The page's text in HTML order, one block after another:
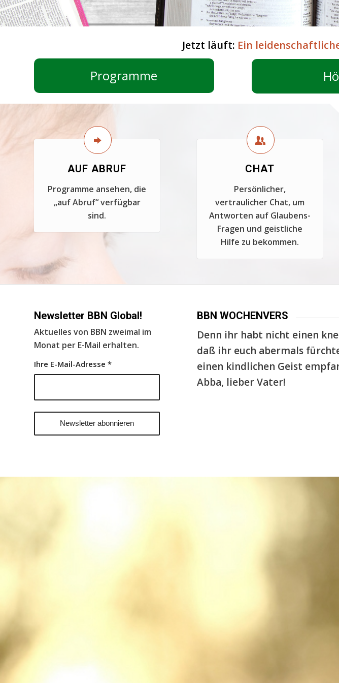
Jetzt läuft: Ein
Programme
AUF ABRUF
Programme ansehen, die
„auf Abruf“ verfügbar
sind.
CHAT
Persönlicher,
vertraulicher Chat, um
Antworten auf Glaubens-
Fragen und geistliche
Hilfe zu bekommen.
Newsletter BBN Global!
Aktuelles von BBN zweimal im
Monat per E-Mail erhalten.
Ihre E-Mail-Adresse *
BBN WOCHENVERS
Denn ihr habt nicht einen
daß ihr euch abermals
einen kindlichen Geist
Abba, lieber Vater!